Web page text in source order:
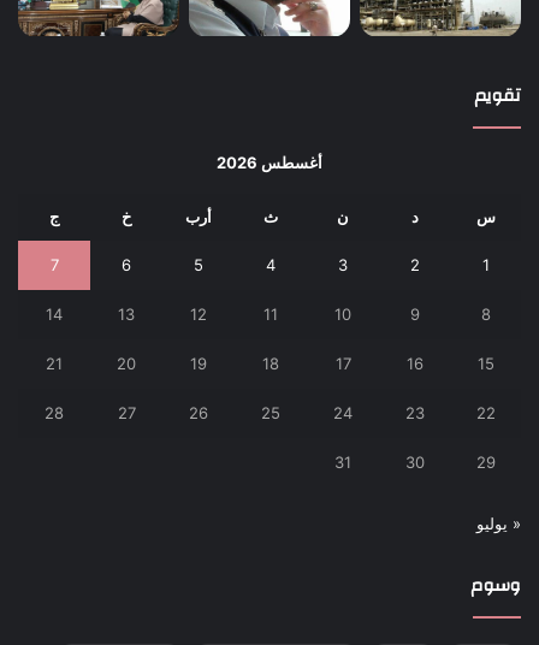
تقويم
أغسطس 2026
س د ن ث أرب خ ج
1
2
3
4
5
6
7
8
9
10
11
12
13
14
15
16
17
18
19
20
21
22
23
24
25
26
27
28
29
30
31
« يوليو
وسوم